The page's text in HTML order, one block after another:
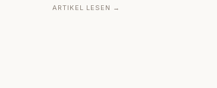
ARTIKEL LESEN →